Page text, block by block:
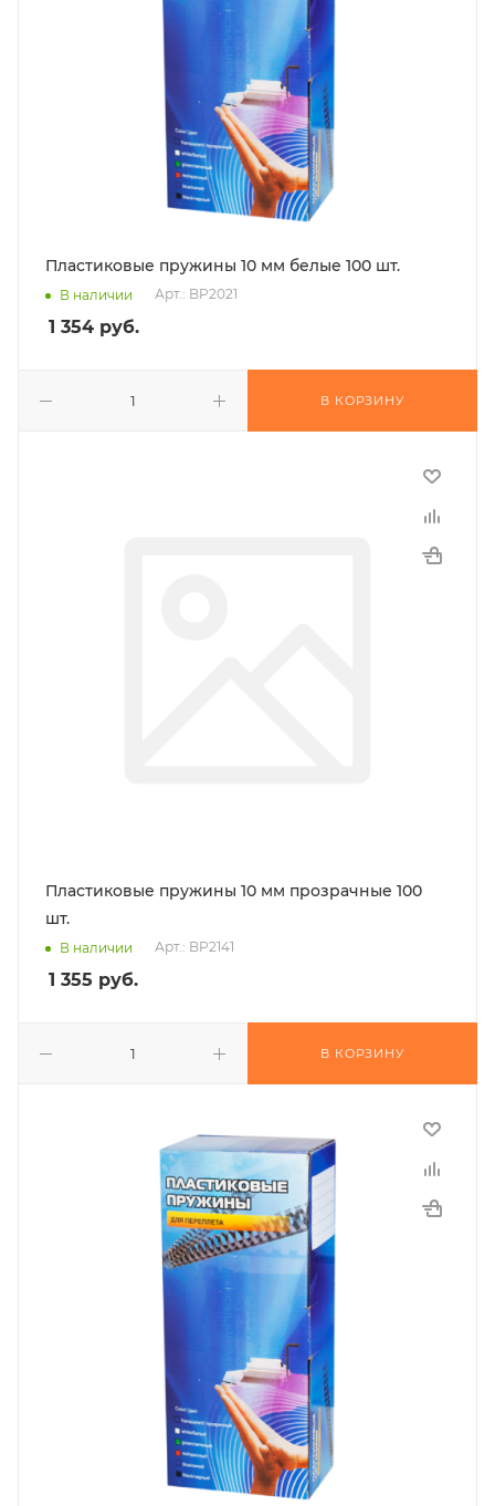
Пластиковые пружины 10 мм белые 100 шт.
В наличии Арт.: BP2021
1 354 руб.
В КОРЗИНУ
Пластиковые пружины 10 мм прозрачные 100
шт.
В наличии Арт.: BP2141
1 355 руб.
В КОРЗИНУ